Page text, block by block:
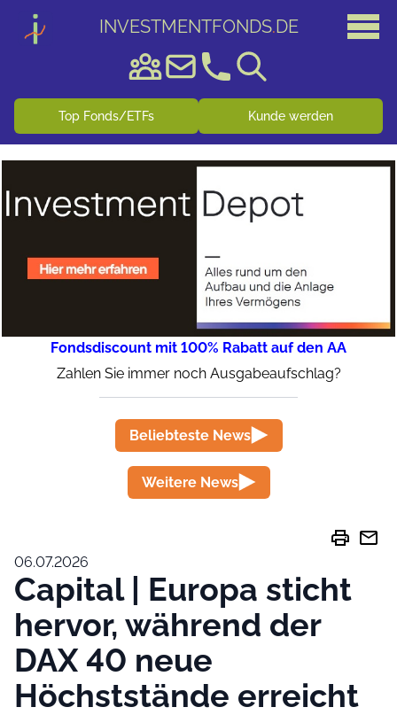
INVESTMENTFONDS.DE
Top Fonds/ETFs Kunde werden
Fondsdiscount mit 100% Rabatt auf den AA
Zahlen Sie immer noch Ausgabeaufschlag?
Beliebteste News
Weitere News
print mail
06.07.2026
Capital | Europa sticht
hervor, während der
DAX 40 neue
Höchststände erreicht